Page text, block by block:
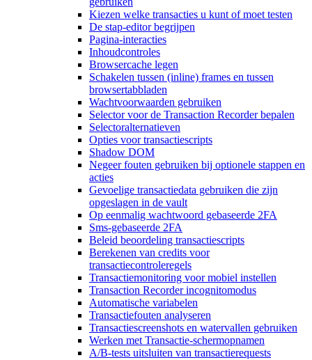
Kiezen welke transacties u kunt of moet testen
De stap-editor begrijpen
Pagina-interacties
Inhoudcontroles
Browsercache legen
Schakelen tussen (inline) frames en tussen
browsertabbladen
Wachtvoorwaarden gebruiken
Selector voor de Transaction Recorder bepalen
Selectoralternatieven
Opties voor transactiescripts
Shadow DOM
Negeer fouten gebruiken bij optionele stappen en
acties
Gevoelige transactiedata gebruiken die zijn
opgeslagen in de vault
Op eenmalig wachtwoord gebaseerde 2FA
Sms-gebaseerde 2FA
Beleid beoordeling transactiescripts
Berekenen van credits voor
transactiecontroleregels
Transactiemonitoring voor mobiel instellen
Transaction Recorder incognitomodus
Automatische variabelen
Transactiefouten analyseren
Transactiescreenshots en watervallen gebruiken
Werken met Transactie-schermopnamen
A/B-tests uitsluiten van transactierequests